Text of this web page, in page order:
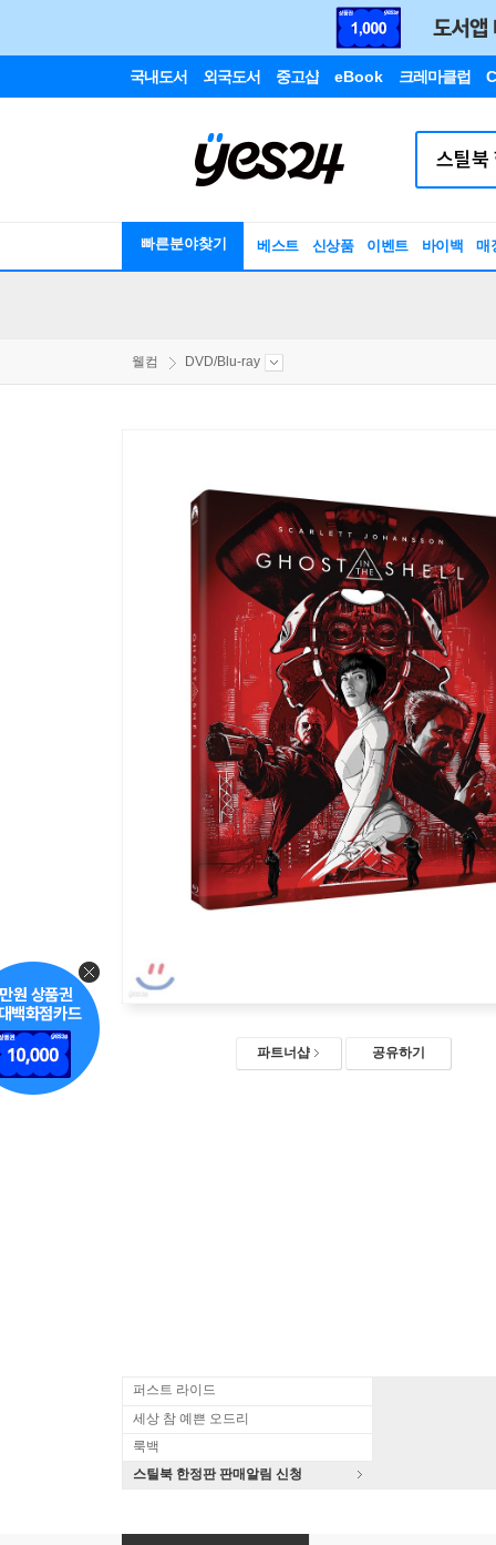
국내도서 외국도서 중고샵 eBook 크레마클럽
빠른분야찾기 베스트 신상품 이벤트 바이백 매
웰컴 DVD/Blu-ray
파트너샵 공유하기
퍼스트 라이드
세상 참 예쁜 오드리
룩백
스틸북 한정판 판매알림 신청